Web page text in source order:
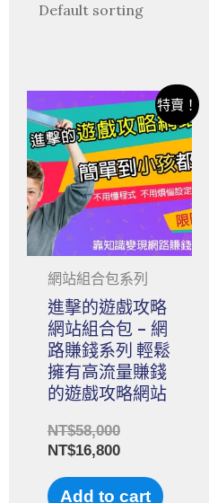
特賣！
網站組合包系列
進擊的遊戲攻略
網站組合包 – 網
路賺錢系列 輕鬆
擁有高流量賺錢
的遊戲攻略網站
NT$58,000
NT$16,800
Add to cart